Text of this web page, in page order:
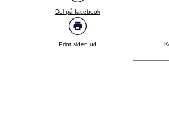
Del på facebook
Print siden ud